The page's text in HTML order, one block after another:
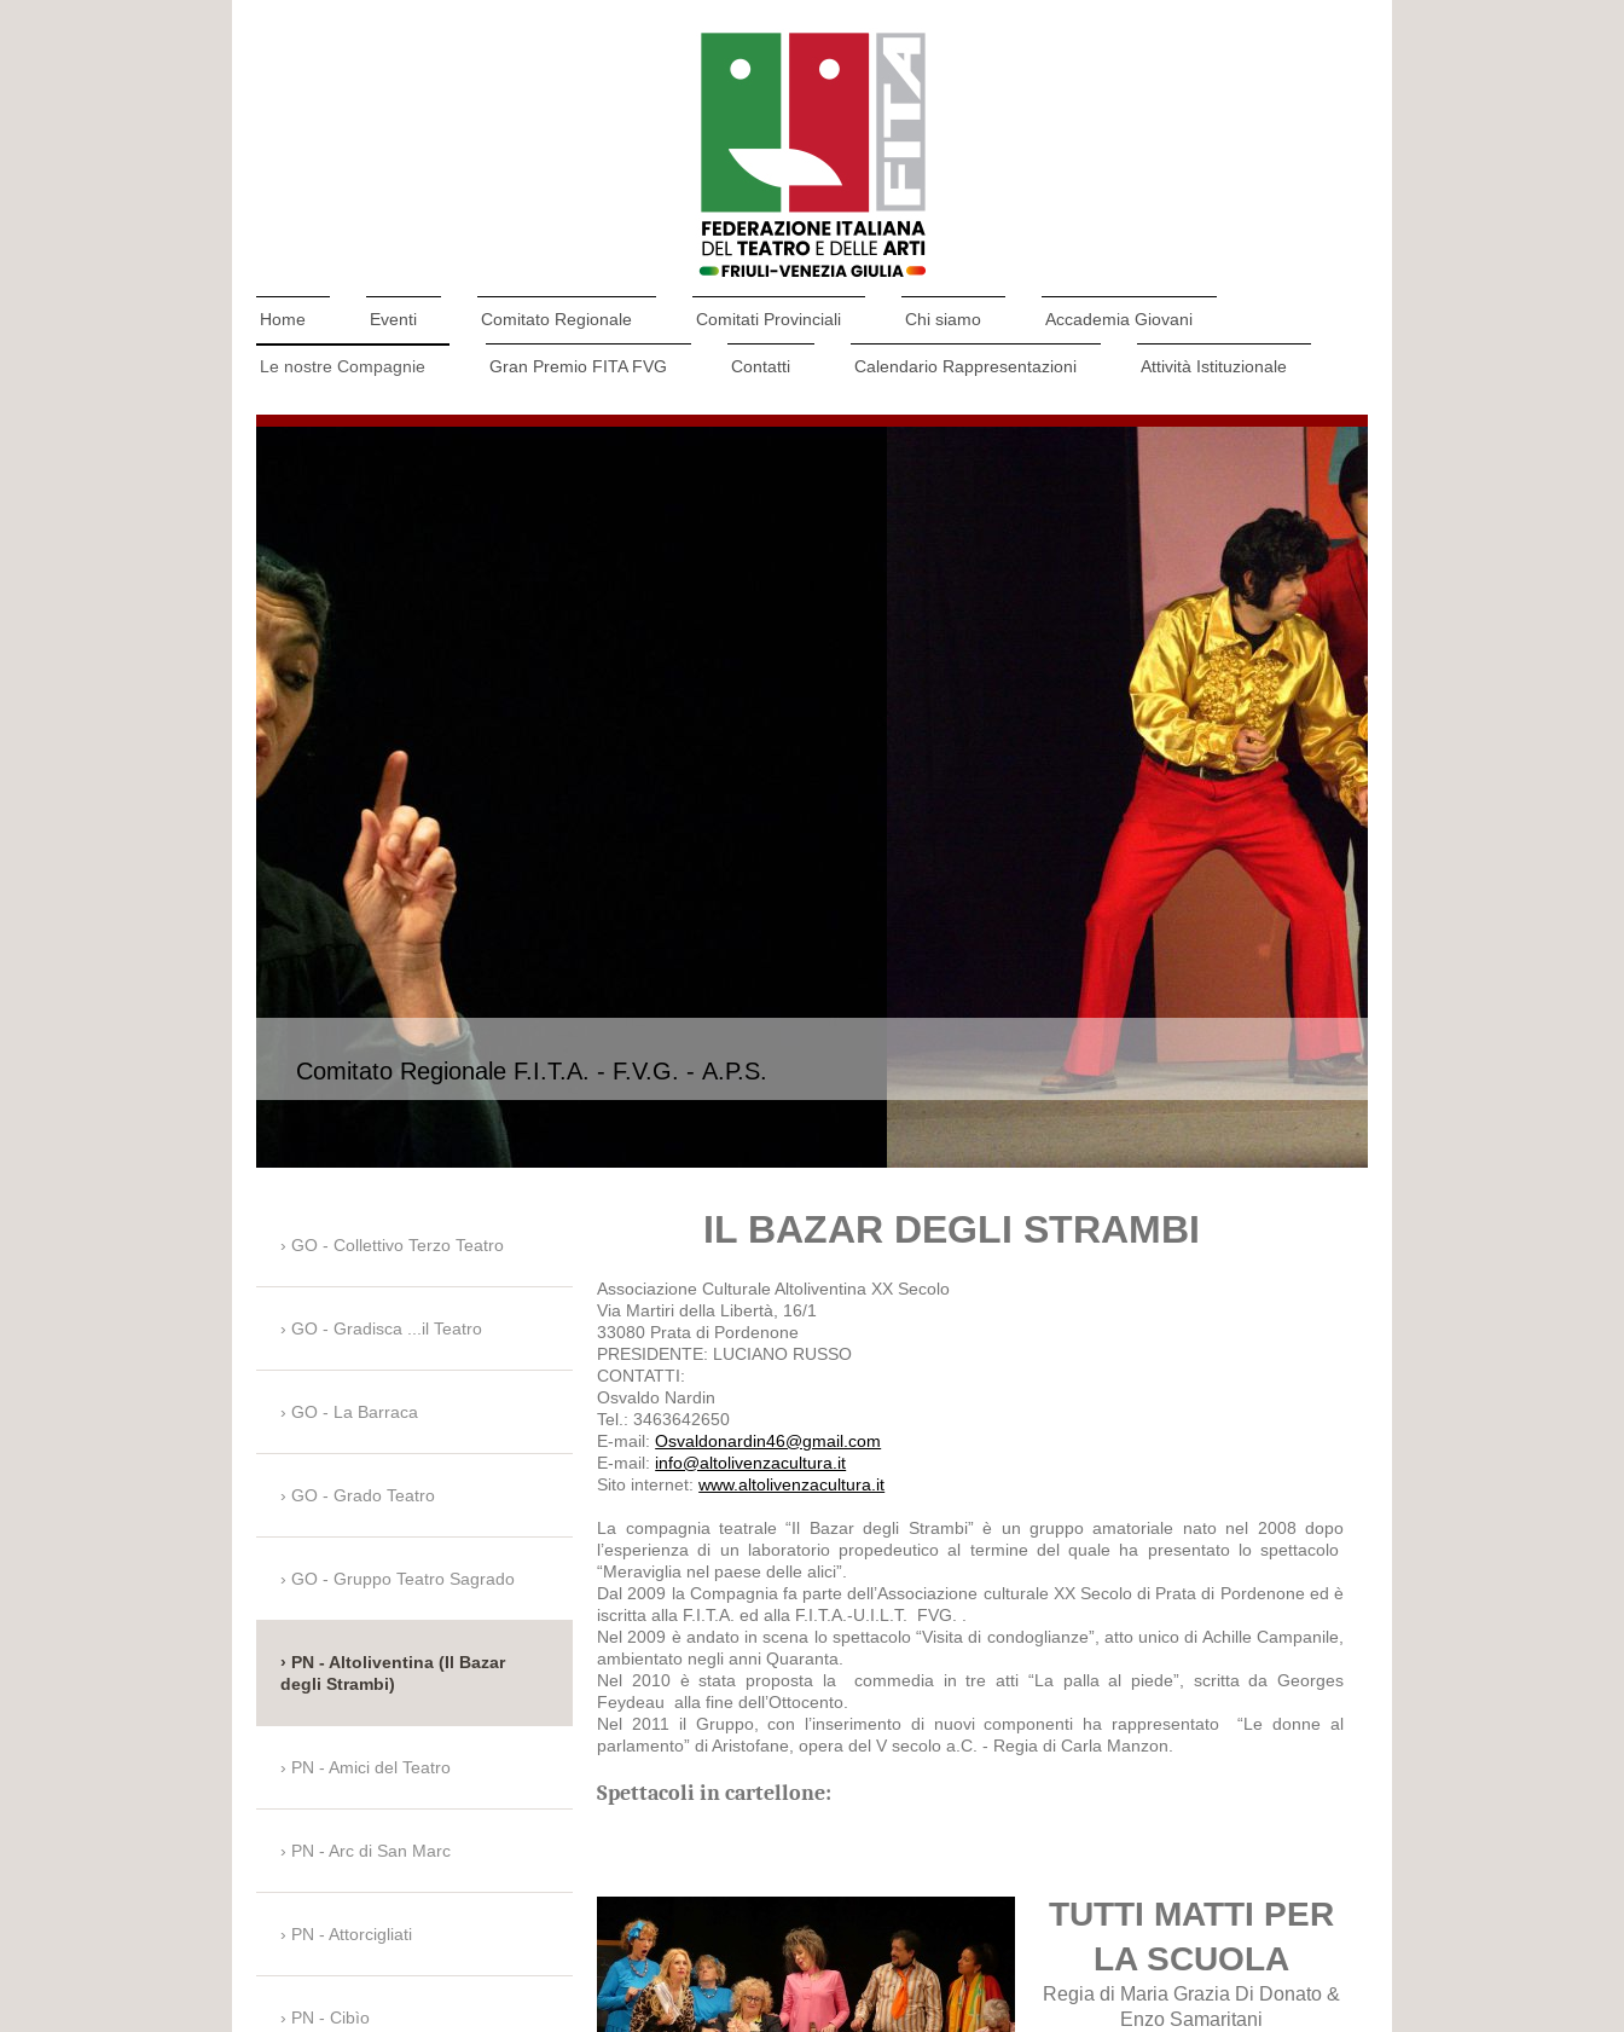
Home Eventi Comitato Regionale Comitati Provinciali Chi siamo Accademia Giovani
Le nostre Compagnie Gran Premio FITA FVG Contatti Calendario Rappresentazioni Attività Istituzionale
Comitato Regionale F.I.T.A. - F.V.G. - A.P.S.
IL BAZAR DEGLI STRAMBI
Associazione Culturale Altoliventina XX Secolo
Via Martiri della Libertà, 16/1
33080 Prata di Pordenone
PRESIDENTE: LUCIANO RUSSO
CONTATTI:
Osvaldo Nardin
Tel.: 3463642650
E-mail:Osvaldonardin46@gmail.com
E-mail: info@altolivenzacultura.it
Sito internet:www.altolivenzacultura.it
La compagnia teatrale “Il Bazar degli Strambi” è un gruppo amatoriale nato nel 2008 dopo
l’esperienza di un laboratorio propedeutico al termine del quale ha presentato lo spettacolo
“Meraviglia nel paese delle alici”.
Dal 2009 la Compagnia fa parte dell’Associazione culturale XX Secolo di Prata di Pordenone ed è
iscritta alla F.I.T.A. ed alla F.I.T.A.-U.I.L.T. FVG. .
Nel 2009 è andato in scena lo spettacolo “Visita di condoglianze”, atto unico di Achille Campanile,
ambientato negli anni Quaranta.
Nel 2010 è stata proposta la commedia in tre atti “La palla al piede”, scritta da Georges
Feydeau alla fine dell’Ottocento.
Nel 2011 il Gruppo, con l’inserimento di nuovi componenti ha rappresentato “Le donne al
parlamento” di Aristofane, opera del V secolo a.C. - Regia di Carla Manzon.
Spettacoli in cartellone:
TUTTI MATTI PER
LA SCUOLA
Regia di Maria Grazia Di Donato &
Enzo Samaritani
GO - Collettivo Terzo Teatro
GO - Gradisca ...il Teatro
GO - La Barraca
GO - Grado Teatro
GO - Gruppo Teatro Sagrado
PN - Altoliventina (Il Bazar
degli Strambi)
PN - Amici del Teatro
PN - Arc di San Marc
PN - Attorcigliati
PN - Cibìo